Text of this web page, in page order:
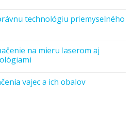
technológiu priemyselného
na mieru laserom aj
vajec a ich obalov